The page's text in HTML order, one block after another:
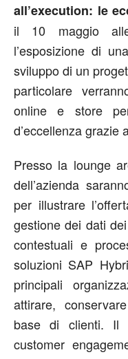
all’execution: le
il 10 maggio
l’esposizione di
sviluppo di un
particolare
online e store
d’eccellenza grazie
Presso la lounge
dell’azienda
per illustrare
gestione dei dati
contestuali e
soluzioni SAP
principali
attirare,
base di clienti. Il
customer